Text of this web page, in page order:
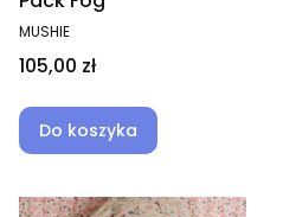
PRODUCENT
MUSHIE
Cena
105,00 zł
Do koszyka